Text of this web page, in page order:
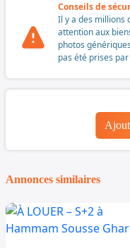
Conseils de
Il y a des millions
attention aux
photos
pas été prises
Annonces similaires